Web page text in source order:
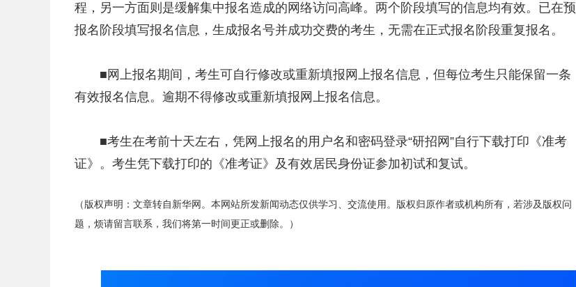
程，另一方面则是缓解集中报名造成的网络访问高峰。两个阶段填写的信息均有效。已在预
报名阶段填写报名信息，生成报名号并成功交费的考生，无需在正式报名阶段重复报名。
■网上报名期间，考生可自行修改或重新填报网上报名信息，但每位考生只能保留一条
有效报名信息。逾期不得修改或重新填报网上报名信息。
■考生在考前十天左右，凭网上报名的用户名和密码登录“研招网”自行下载打印《准考
证》。考生凭下载打印的《准考证》及有效居民身份证参加初试和复试。
（版权声明：文章转自新华网。本网站所发新闻动态仅供学习、交流使用。版权归原作者或机构所有，若涉及版权问
题，烦请留言联系，我们将第一时间更正或删除。）